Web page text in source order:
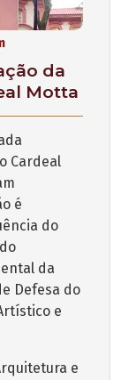
da
Motta
Cardeal
é
do
da
Defesa do
e
e